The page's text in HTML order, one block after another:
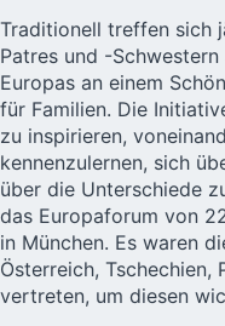
Traditionell treffen sich
Patres und -
Europas an einem
für Familien. Die
zu inspirieren,
kennenzulernen, sich
über die Unterschiede
das Europaforum von
in München. Es waren
Österreich, Tschechien,
vertreten, um diesen